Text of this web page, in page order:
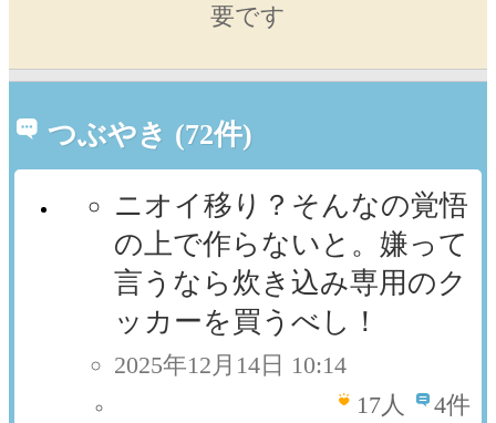
要です
つぶやき (72件)
ニオイ移り？そんなの覚悟
の上で作らないと。嫌って
言うなら炊き込み専用のク
ッカーを買うべし！
2025年12月14日 10:14
17人 4件